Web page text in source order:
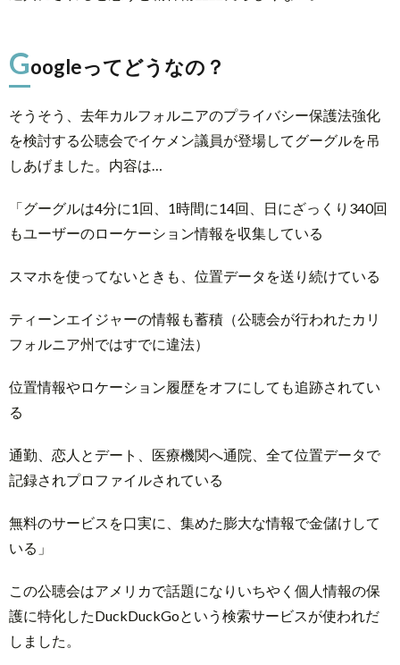
Googleってどうなの？
そうそう、去年カルフォルニアのプライバシー保護法強化
を検討する公聴会でイケメン議員が登場してグーグルを吊
しあげました。内容は…
「グーグルは4分に1回、1時間に14回、日にざっくり340回
もユーザーのローケーション情報を収集している
スマホを使ってないときも、位置データを送り続けている
ティーンエイジャーの情報も蓄積（公聴会が行われたカリ
フォルニア州ではすでに違法）
位置情報やロケーション履歴をオフにしても追跡されてい
る
通勤、恋人とデート、医療機関へ通院、全て位置データで
記録されプロファイルされている
無料のサービスを口実に、集めた膨大な情報で金儲けして
いる」
この公聴会はアメリカで話題になりいちやく個人情報の保
護に特化したDuckDuckGoという検索サービスが使われだ
しました。